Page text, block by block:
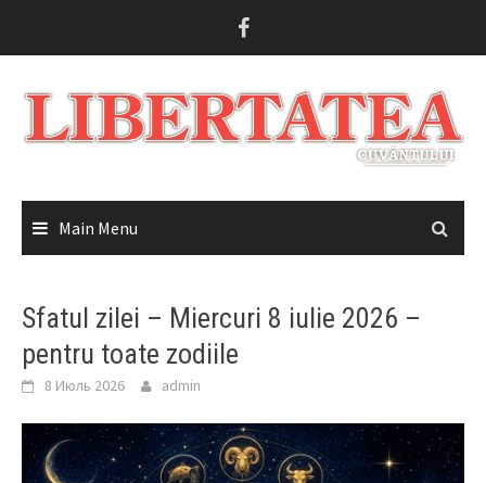
Main Menu
Sfatul zilei – Miercuri 8 iulie 2026 –
pentru toate zodiile
8 Июль 2026 admin